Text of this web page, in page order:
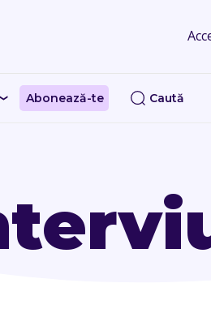
Abonează-te Caută